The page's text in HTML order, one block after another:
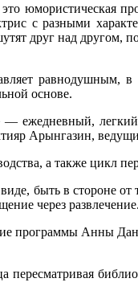
юмористическая
с разными
друг над
основе.
— ежедневный,
Арынгазин,
а также цикл
быть в стороне
через развлечение.
программы Анны